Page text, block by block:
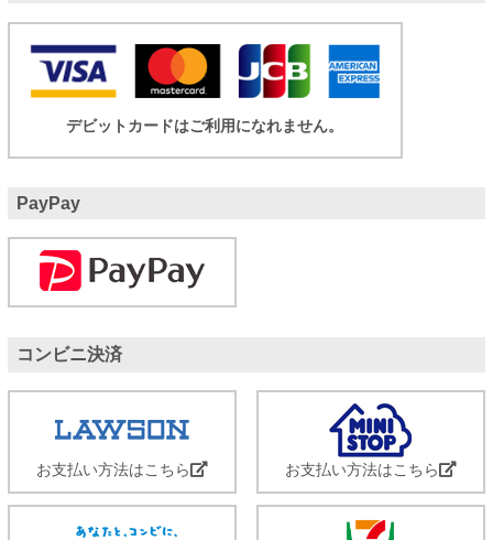
デビットカードはご利用になれません。
PayPay
コンビニ決済
お支払い方法はこちら お支払い方法はこちら